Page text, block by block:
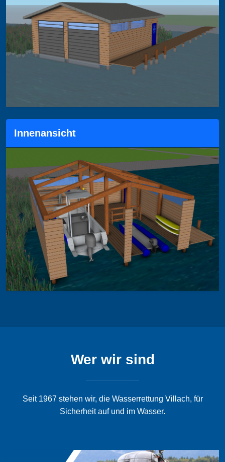
Innenansicht
Wer wir sind
Seit 1967 stehen wir, die Wasserrettung Villach, für
Sicherheit auf und im Wasser.